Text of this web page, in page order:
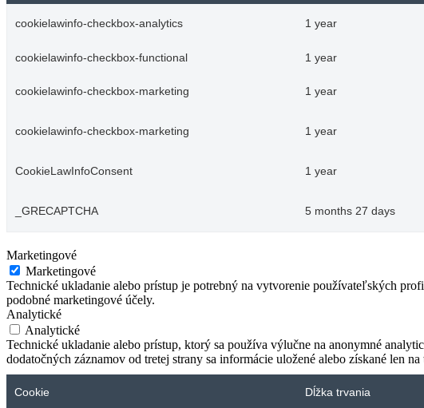
cookielawinfo-checkbox-analytics 1 year
cookielawinfo-checkbox-functional 1 year
cookielawinfo-checkbox-marketing 1 year
cookielawinfo-checkbox-marketing 1 year
CookieLawInfoConsent 1 year
_GRECAPTCHA 5 months 27 days
Marketingové
Marketingové
Technické ukladanie alebo prístup je potrebný na vytvorenie používateľských
podobné marketingové účely.
Analytické
Analytické
Technické ukladanie alebo prístup, ktorý sa používa výlučne na anonymné
dodatočných záznamov od tretej strany sa informácie uložené alebo získané len
Cookie Dĺžka trvania